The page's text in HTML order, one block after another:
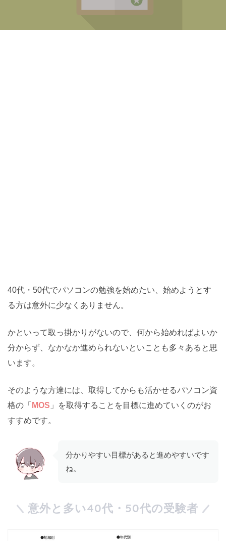
40代・50代でパソコンの勉強を始めたい、始めようとす
る方は意外に少なくありません。
かといって取っ掛かりがないので、何から始めればよいか
分からず、なかなか進められないといことも多々あると思
います。
そのような方達には、取得してからも活かせるパソコン資
格の「 MOS 」を取得することを目標に進めていくのがお
すすめです。
分かりやすい目標があると進めやすいです
ね。
意外と多い40代・50代の受験者